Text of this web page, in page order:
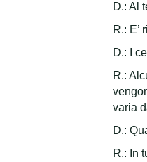
D.: Al
R.:
D.: I
R.:
varia
D.:
R.: In